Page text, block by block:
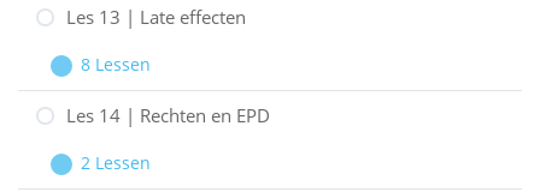
en
12
Zorgverzekeraars
Les 13 | Late effecten
Uitbreiden
Les
13
Late
8 Lessen
Les 14 | Rechten en EPD
Uitbreiden
Les
2 Lessen